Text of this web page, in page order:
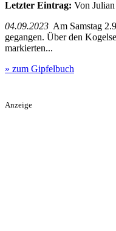
Letzter Eintrag: Von
04.09.2023 Am Samstag
gegangen. Über den
markierten...
» zum Gipfelbuch
Anzeige